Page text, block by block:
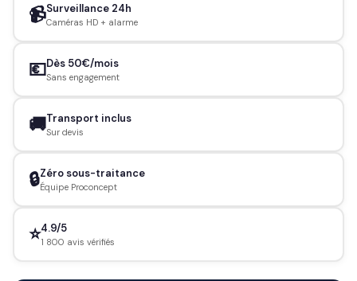
📹Surveillance 24h
Caméras HD + alarme
💶Dès 50€/mois
Sans engagement
🚚Transport inclus
Sur devis
🔒Zéro sous-traitance
Équipe Proconcept
⭐4.9/5
1 800 avis vérifiés